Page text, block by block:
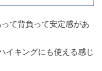
て背負って安定感があ
イキングにも使える感じ